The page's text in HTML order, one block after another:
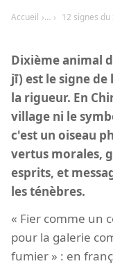
Accueil 12 signes
Dixième animal
jī) est le signe
la rigueur. En
village ni le
c'est un oiseau
vertus morales,
esprits, et
les ténèbres.
« Fier comme un
pour la galerie
fumier » : en